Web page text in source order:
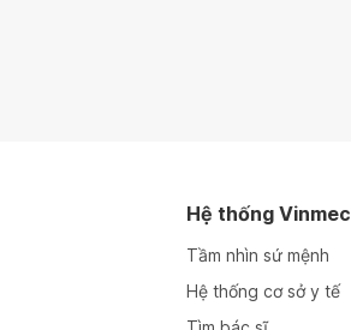
Hệ thống Vinmec
Tầm nhìn sứ mệnh
Hệ thống cơ sở y tế